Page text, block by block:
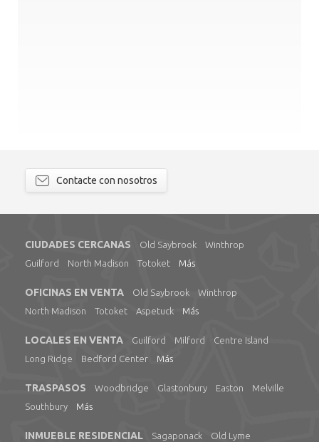
Contacte con nosotros
CIUDADES CERCANAS Old Saybrook
Winthrop
Guilford
North Madison Totoket Más
OFICINAS EN VENTA Old Saybrook
Winthrop
North Madison
Totoket Aspetuck Más
LOCALES EN VENTA Guilford Milford
Centre Island
Long Ridge
Bedford Center Más
TRASPASOS Woodbridge Glastonbury Easton
Melville
Southbury
Más
INMUEBLE RESIDENCIAL Sagaponack
Old Lyme